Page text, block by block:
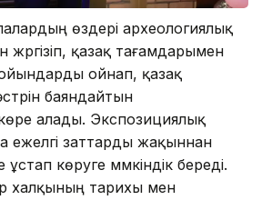
өздері археологиялық
қазақ тағамдарымен
ойнап, қазақ
баяндайтын
алады. Экспозициялық
ежелгі заттарды жақыннан
көруге мүмкіндік береді.
халқының тарихы мен